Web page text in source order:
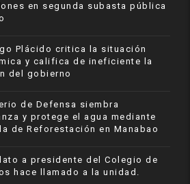
en segunda subasta pública
Plácido critica la situación
y califica de ineficiente la
del gobierno
de Defensa siembra
y protege el agua mediante
de Reforestación en Manabao
a presidente del Colegio de
hace llamado a la unidad.